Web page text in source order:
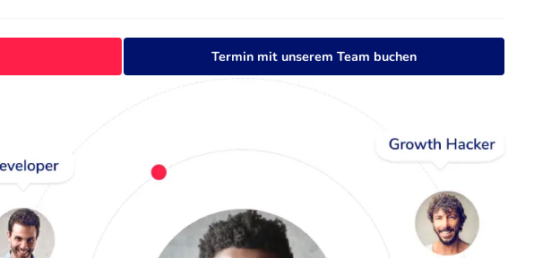
Termin mit unserem Team buchen